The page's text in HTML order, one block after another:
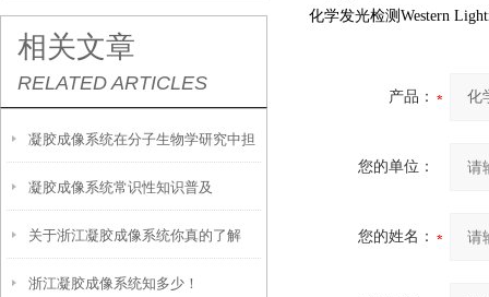
相关文章
RELATED ARTICLES
凝胶成像系统在分子生物学研究中担
当着重要角色
凝胶成像系统常识性知识普及
关于浙江凝胶成像系统你真的了解
吗？
浙江凝胶成像系统知多少！
化学发光检测Western
产品：
您的单位：
您的姓名：